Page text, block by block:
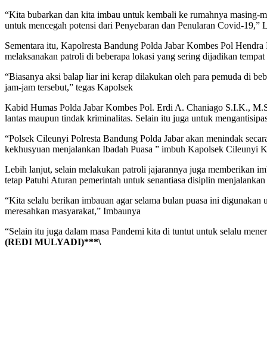
“Kita bubarkan dan kita imbau untuk kembali ke rumahnya masing-
untuk mencegah potensi dari Penyebaran dan Penularan Covid-19,”
Sementara itu, Kapolresta Bandung Polda Jabar Kombes Pol
melaksanakan patroli di beberapa lokasi yang sering dijadikan
“Biasanya aksi balap liar ini kerap dilakukan oleh para pemuda di
jam-jam tersebut,” tegas Kapolsek
Kabid Humas Polda Jabar Kombes Pol. Erdi A. Chaniago S.I.K.,
lantas maupun tindak kriminalitas. Selain itu juga untuk
“Polsek Cileunyi Polresta Bandung Polda Jabar akan menindak
kekhusyuan menjalankan Ibadah Puasa ” imbuh Kapolsek Cileunyi
Lebih lanjut, selain melakukan patroli jajarannya juga memberikan
tetap Patuhi Aturan pemerintah untuk senantiasa disiplin
“Kita selalu berikan imbauan agar selama bulan puasa ini
meresahkan masyarakat,” Imbaunya
“Selain itu juga dalam masa Pandemi kita di tuntut untuk selalu
(REDI MULYADI)***\